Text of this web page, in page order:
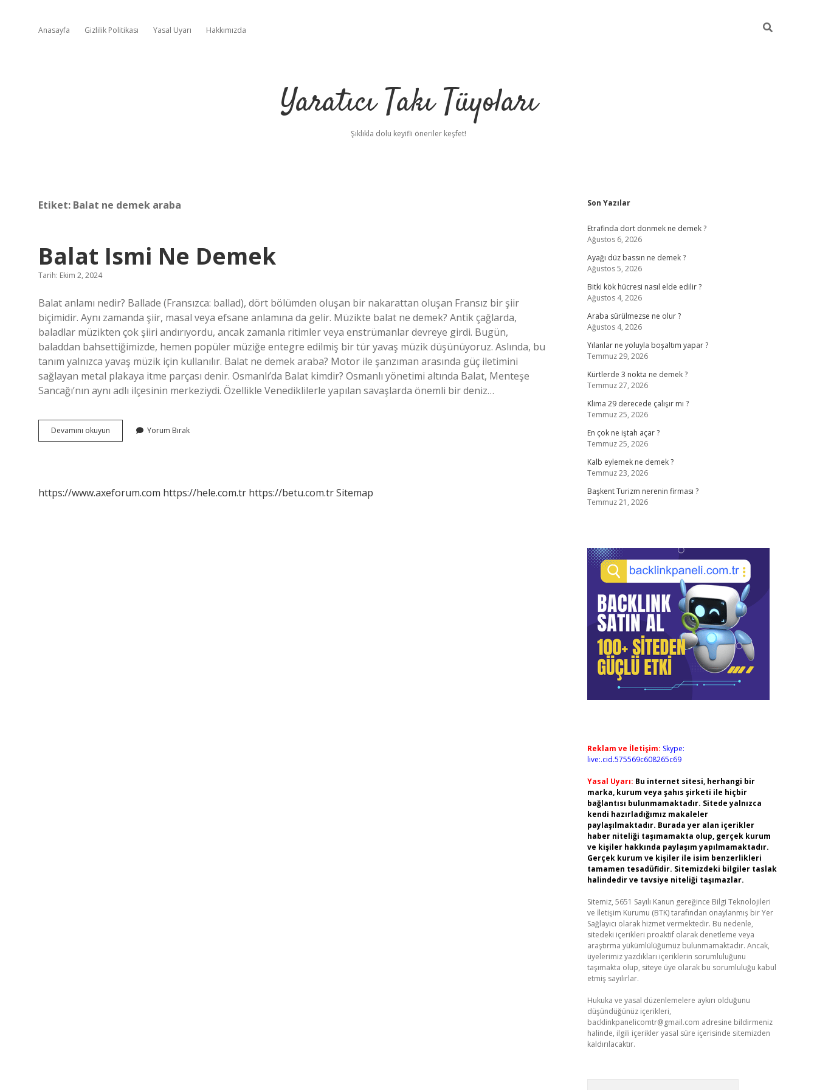
Anasayfa Gizlilik Politikası Yasal Uyarı Hakkımızda
Yaratıcı Takı Tüyoları
Şıklıkla dolu keyifli öneriler keşfet!
Etiket: Balat ne demek araba
Balat Ismi Ne Demek
Tarih: Ekim 2, 2024
Balat anlamı nedir? Ballade (Fransızca: ballad), dört bölümden oluşan bir nakarattan oluşan Fransız bir şiir
biçimidir. Aynı zamanda şiir, masal veya efsane anlamına da gelir. Müzikte balat ne demek? Antik çağlarda,
baladlar müzikten çok şiiri andırıyordu, ancak zamanla ritimler veya enstrümanlar devreye girdi. Bugün,
baladdan bahsettiğimizde, hemen popüler müziğe entegre edilmiş bir tür yavaş müzik düşünüyoruz. Aslında, bu
tanım yalnızca yavaş müzik için kullanılır. Balat ne demek araba? Motor ile şanzıman arasında güç iletimini
sağlayan metal plakaya itme parçası denir. Osmanlı’da Balat kimdir? Osmanlı yönetimi altında Balat, Menteşe
Sancağı’nın aynı adlı ilçesinin merkeziydi. Özellikle Venediklilerle yapılan savaşlarda önemli bir deniz…
Devamını okuyun
Ismi
Yorum Bırak
https://www.axeforum.com https://hele.com.tr https://betu.com.trSitemap
Sidebar
Son Yazılar
Etrafinda dort donmek ne demek ?
Ağustos 6, 2026
Ayağı düz bassın ne demek ?
Ağustos 5, 2026
Bitki kök hücresi nasıl elde edilir ?
Ağustos 4, 2026
Araba sürülmezse ne olur ?
Ağustos 4, 2026
Yılanlar ne yoluyla boşaltım yapar ?
Temmuz 29, 2026
Kürtlerde 3 nokta ne demek ?
Temmuz 27, 2026
Klima 29 derecede çalışır mı ?
Temmuz 25, 2026
En çok ne iştah açar ?
Temmuz 25, 2026
Kalb eylemek ne demek ?
Temmuz 23, 2026
Başkent Turizm nerenin firması ?
Temmuz 21, 2026
Reklam ve İletişim: Skype:
live:.cid.575569c608265c69
Yasal Uyarı: Bu internet sitesi, herhangi bir
marka, kurum veya şahıs şirketi ile hiçbir
bağlantısı bulunmamaktadır. Sitede yalnızca
kendi hazırladığımız makaleler
paylaşılmaktadır. Burada yer alan içerikler
haber niteliği taşımamakta olup, gerçek kurum
ve kişiler hakkında paylaşım yapılmamaktadır.
Gerçek kurum ve kişiler ile isim benzerlikleri
tamamen tesadüfidir. Sitemizdeki bilgiler taslak
halindedir ve tavsiye niteliği taşımazlar.
Sitemiz, 5651 Sayılı Kanun gereğince Bilgi Teknolojileri
ve İletişim Kurumu (BTK) tarafından onaylanmış bir Yer
Sağlayıcı olarak hizmet vermektedir. Bu nedenle,
sitedeki içerikleri proaktif olarak denetleme veya
araştırma yükümlülüğümüz bulunmamaktadır. Ancak,
üyelerimiz yazdıkları içeriklerin sorumluluğunu
taşımakta olup, siteye üye olarak bu sorumluluğu kabul
etmiş sayılırlar.
Hukuka ve yasal düzenlemelere aykırı olduğunu
düşündüğünüz içerikleri,
backlinkpanelicomtr@gmail.com adresine bildirmeniz
halinde, ilgili içerikler yasal süre içerisinde sitemizden
kaldırılacaktır.